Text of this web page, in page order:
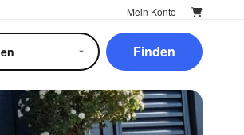
Mein Konto
Finden